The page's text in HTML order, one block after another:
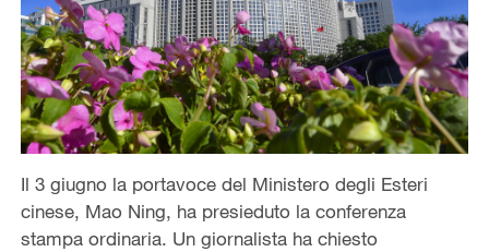
Il 3 giugno la portavoce del Ministero degli Esteri
cinese, Mao Ning, ha presieduto la conferenza
stampa ordinaria. Un giornalista ha chiesto